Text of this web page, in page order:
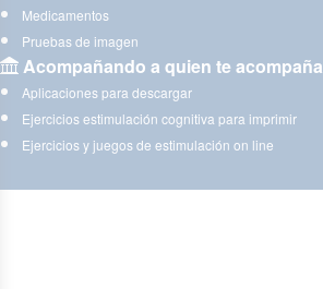
Medicamentos
Pruebas de imagen
Acompañando a quien te acompaña
Aplicaciones para descargar
Ejercicios estimulación cognitiva para imprimir
Ejercicios y juegos de estimulación on line